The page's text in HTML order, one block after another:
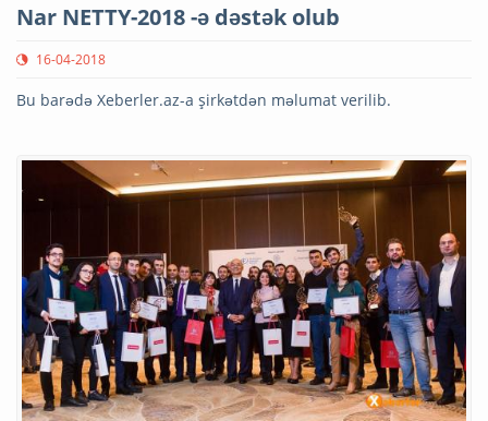
Nar NETTY-2018 -ə dəstək olub
16-04-2018
Bu barədə Xeberler.az-a şirkətdən məlumat verilib.